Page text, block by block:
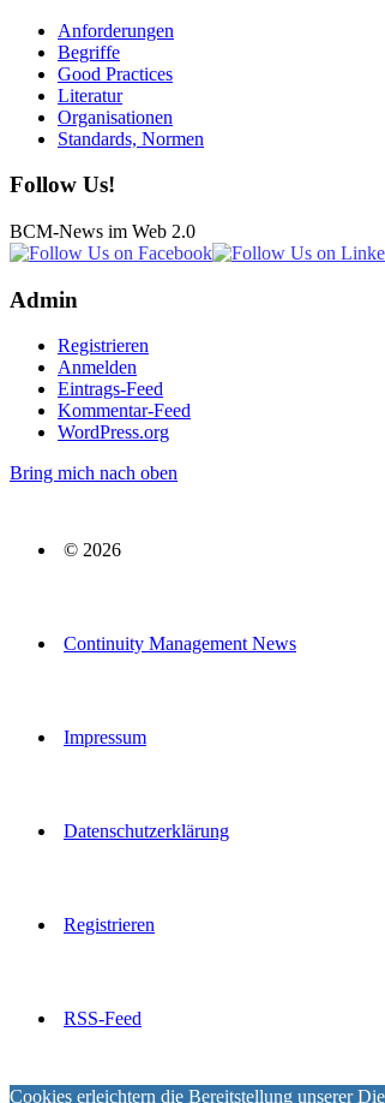
Anforderungen
Begriffe
Good Practices
Literatur
Organisationen
Standards, Normen
Follow Us!
BCM-News im Web 2.0
Admin
Registrieren
Anmelden
Eintrags-Feed
Kommentar-Feed
WordPress.org
Bring mich nach oben
© 2026
Continuity Management News
Impressum
Datenschutzerklärung
Registrieren
RSS-Feed
Cookies erleichtern die Bereitstellung unserer